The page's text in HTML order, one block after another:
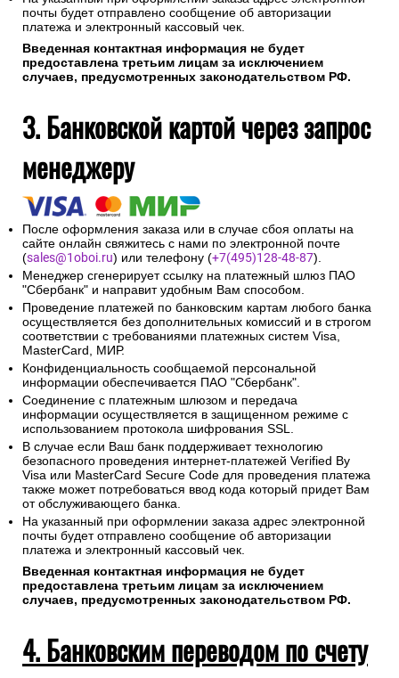
почты будет отправлено сообщение об авторизации
платежа и электронный кассовый чек.
Введенная контактная информация не будет
предоставлена третьим лицам за исключением
случаев, предусмотренных законодательством РФ.
3. Банковской картой через запрос
менеджеру
После оформления заказа или в случае сбоя оплаты на
сайте онлайн свяжитесь с нами по электронной почте
(sales@1oboi.ru) или телефону (+7(495)128-48-87).
Менеджер сгенерирует ссылку на платежный шлюз ПАО
"Сбербанк" и направит удобным Вам способом.
Проведение платежей по банковским картам любого банка
осуществляется без дополнительных комиссий и в строгом
соответствии с требованиями платежных систем Visa,
MasterCard, МИР.
Конфиденциальность сообщаемой персональной
информации обеспечивается ПАО "Сбербанк".
Соединение с платежным шлюзом и передача
информации осуществляется в защищенном режиме с
использованием протокола шифрования SSL.
В случае если Ваш банк поддерживает технологию
безопасного проведения интернет-платежей Verified By
Visa или MasterCard Secure Code для проведения платежа
также может потребоваться ввод кода который придет Вам
от обслуживающего банка.
На указанный при оформлении заказа адрес электронной
почты будет отправлено сообщение об авторизации
платежа и электронный кассовый чек.
Введенная контактная информация не будет
предоставлена третьим лицам за исключением
случаев, предусмотренных законодательством РФ.
4. Банковским переводом по счету